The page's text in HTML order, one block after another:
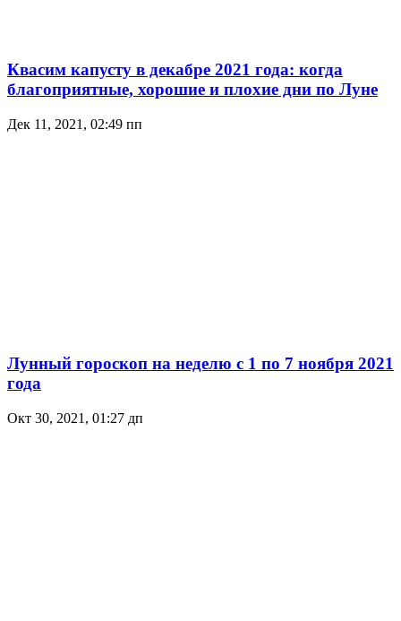
Квасим капусту в декабре 2021 года: когда
благоприятные, хорошие и плохие дни по Луне
Дек 11, 2021, 02:49 пп
Лунный гороскоп на неделю с 1 по 7 ноября 2021
года
Окт 30, 2021, 01:27 дп